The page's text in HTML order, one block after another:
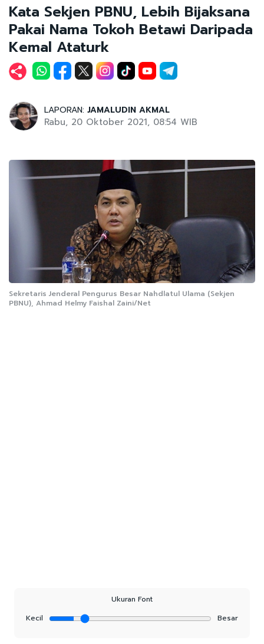
Kata Sekjen PBNU, Lebih Bijaksana
Pakai Nama Tokoh Betawi Daripada
Kemal Ataturk
LAPORAN: JAMALUDIN AKMAL
Rabu, 20 Oktober 2021, 08:54 WIB
Sekretaris Jenderal Pengurus Besar Nahdlatul Ulama (Sekjen
PBNU), Ahmad Helmy Faishal Zaini/Net
Ukuran Font
Kecil
Besar